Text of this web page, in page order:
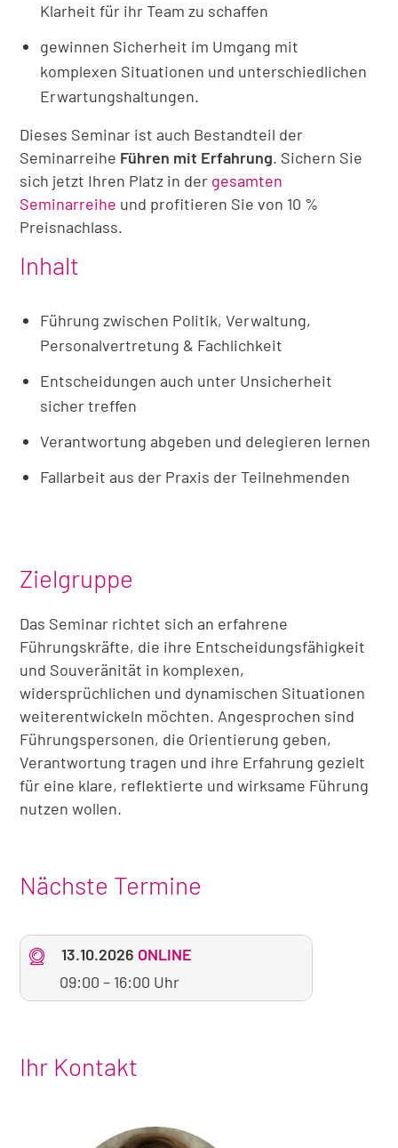
Klarheit für ihr Team zu schaffen
gewinnen Sicherheit im Umgang mit
komplexen Situationen und unterschiedlichen
Erwartungshaltungen.
Dieses Seminar ist auch Bestandteil der
Seminarreihe Führen mit Erfahrung. Sichern Sie
sich jetzt Ihren Platz in der gesamten
Seminarreihe und profitieren Sie von 10 %
Preisnachlass.
Inhalt
Führung zwischen Politik, Verwaltung,
Personalvertretung & Fachlichkeit
Entscheidungen auch unter Unsicherheit
sicher treffen
Verantwortung abgeben und delegieren lernen
Fallarbeit aus der Praxis der Teilnehmenden
Zielgruppe
Das Seminar richtet sich an erfahrene
Führungskräfte, die ihre Entscheidungsfähigkeit
und Souveränität in komplexen,
widersprüchlichen und dynamischen Situationen
weiterentwickeln möchten. Angesprochen sind
Führungspersonen, die Orientierung geben,
Verantwortung tragen und ihre Erfahrung gezielt
für eine klare, reflektierte und wirksame Führung
nutzen wollen.
Nächste Termine
13.10.2026 ONLINE
09:00– 16:00 Uhr
Ihr Kontakt
Foto